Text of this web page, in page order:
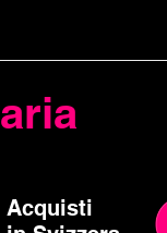
Acquisti